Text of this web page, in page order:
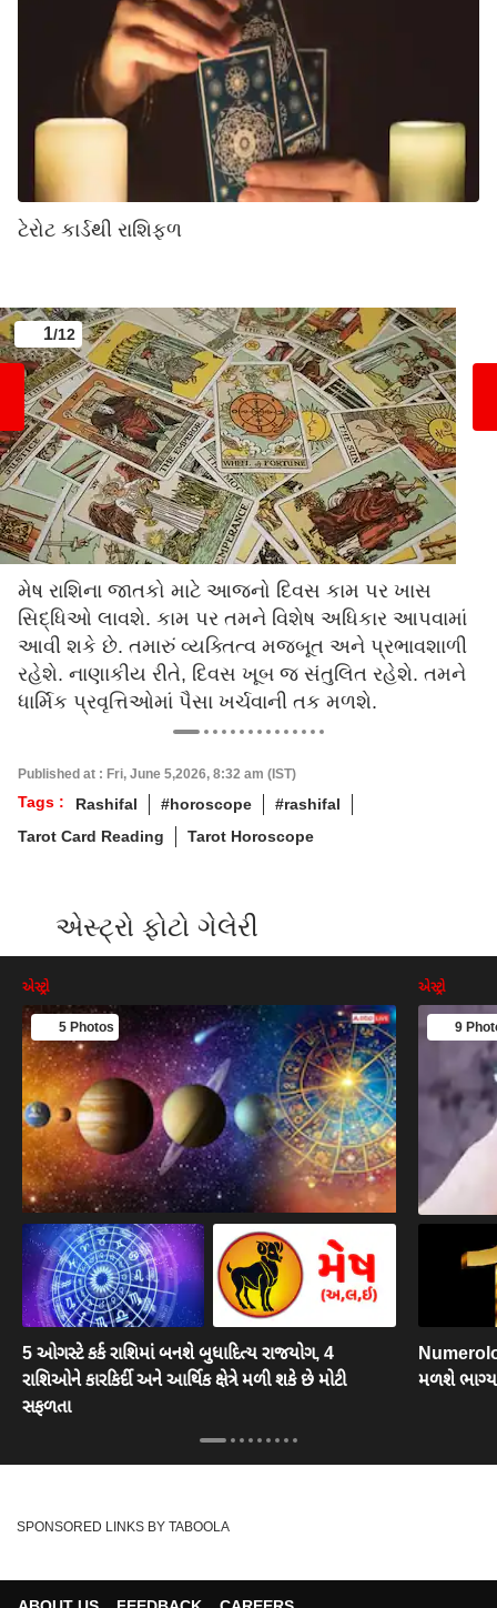
ટેરોટ કાર્ડથી રાશિફળ
1/12
મેષ રાશિના જાતકો માટે આજનો દિવસ કામ પર ખાસ
સિદ્ધિઓ લાવશે. કામ પર તમને વિશેષ અધિકાર આપવામાં
આવી શકે છે. તમારું વ્યક્તિત્વ મજબૂત અને પ્રભાવશાળી
રહેશે. નાણાકીય રીતે, દિવસ ખૂબ જ સંતુલિત રહેશે. તમને
ધાર્મિક પ્રવૃત્તિઓમાં પૈસા ખર્ચવાની તક મળશે.
Published at : Fri, June 5,2026, 8:32 am (IST)
Tags : Rashifal #horoscope
#rashifal
Tarot Card Reading
Tarot Horoscope
એસ્ટ્રો ફોટો ગેલેરી
એસ્ટ્રો
5 Photos
5 ઓગસ્ટે કર્ક રાશિમાં બનશે બુધાદિત્ય રાજયોગ, 4
રાશિઓને કારકિર્દી અને આર્થિક ક્ષેત્રે મળી શકે છે મોટી
સફળતા
એસ્ટ્રો
9
મળશે
SPONSORED LINKS BY TABOOLA